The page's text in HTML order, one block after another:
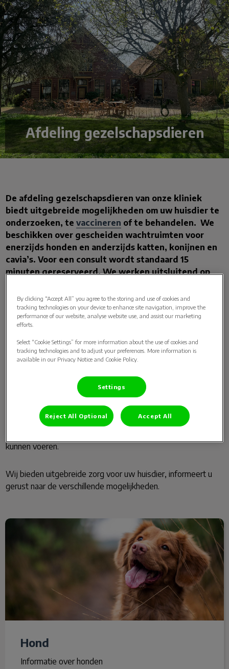
Afdeling gezelschapsdieren
De afdeling gezelschapsdieren van onze kliniek
biedt uitgebreide mogelijkheden om uw huisdier te
onderzoeken, te vaccineren of te behandelen. We
beschikken over gescheiden wachtruimten voor
enerzijds honden en anderzijds katten, konijnen en
cavia’s. Voor een consult wordt standaard 15
minuten gereserveerd. We werken uitsluitend op
parkeergelegenheid.
U kunt bij ons terecht voor eerste- en tweedelijns
expertise in verschillende vakgebieden zoals de orthopedie
(inclusief arthroscopieën en kruisbandoperaties),
geneeskunde waaronder de cardiologie en tandheelkunde.
Onze kliniek is zeer goed geoutilleerd waardoor we veel
onderzoeken zoals bijvoorbeeld bloedonderzoek, röntgen-
en echografisch onderzoek, lasertherapie en -chirurgie,
kunnen voeren.
Wij bieden uitgebreide zorg voor uw huisdier, informeert u
gerust naar de verschillende mogelijkheden.
Hond
Informatie over honden
By clicking “Accept All” you agree to the storing and use of cookies and
tracking technologies on your device to enhance site navigation, improve the
performance of our website, analyse website use, and assist our marketing
efforts.
Select “Cookie Settings” for more information about the use of cookies and
tracking technologies and to adjust your preferences. More information is
available in our Privacy Notice and Cookie Policy.
Settings
Reject All Optional Accept All